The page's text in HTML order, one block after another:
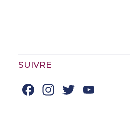
SUIVRE
Facebook
Instagram
Twitter